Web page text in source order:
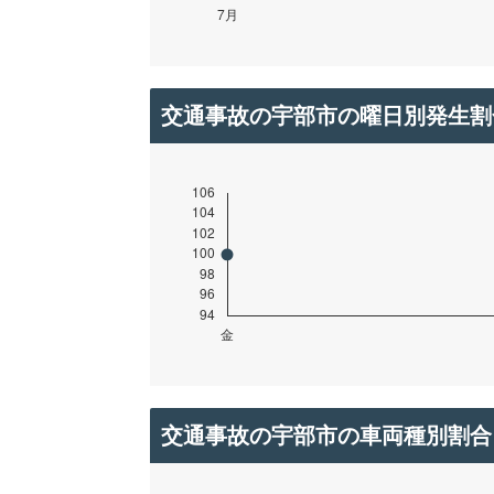
交通事故の宇部市の曜日別発生
交通事故の宇部市の車両種別割合